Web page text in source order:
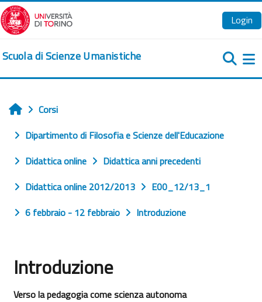
Vai al contenuto principale
Login
Scuola di Scienze Umanistiche
Home
Corsi
Dipartimento di Filosofia e Scienze dell'Educazione
Didattica online
Didattica anni precedenti
Didattica online 2012/2013
E00_12/13_1
6 febbraio - 12 febbraio
Introduzione
Introduzione
Aggregazione dei criteri
Verso la pedagogia come scienza autonoma